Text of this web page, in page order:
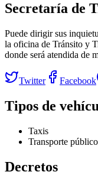
Secretaría de
Puede dirigir sus
la oficina de Tránsito y
donde será atendida de
Twitter Facebook
Tipos de
Taxis
Transporte
Decretos